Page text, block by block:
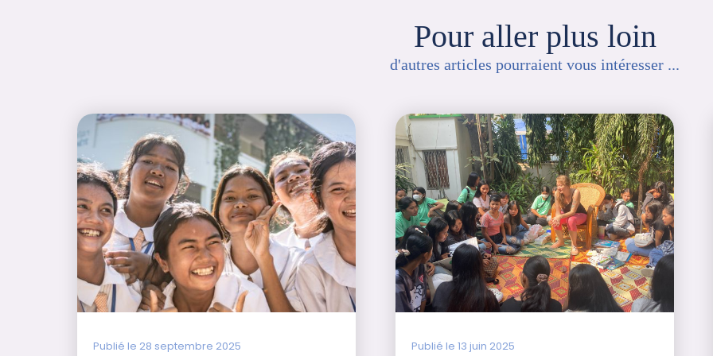
Pour aller plus loin
d'autres articles pourraient vous intéresser ...
Publié le 28 septembre 2025 Publié le 13 juin 2025